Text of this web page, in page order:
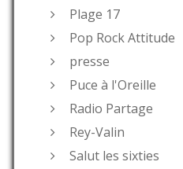
Plage 17
Pop Rock Attitude
presse
Puce à l'Oreille
Radio Partage
Rey-Valin
Salut les sixties